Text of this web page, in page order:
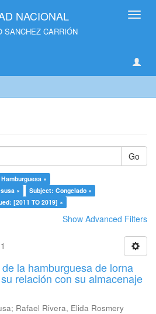
NACIONAL
SANCHEZ CARRIÓN
Go
×
×
Subject: Congelado ×
[2011 TO 2019] ×
Show Advanced Filters
la hamburguesa de lorna
relación con su almacenaje
; Rafael Rivera, Elida Rosmery